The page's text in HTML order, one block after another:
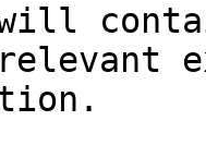
will